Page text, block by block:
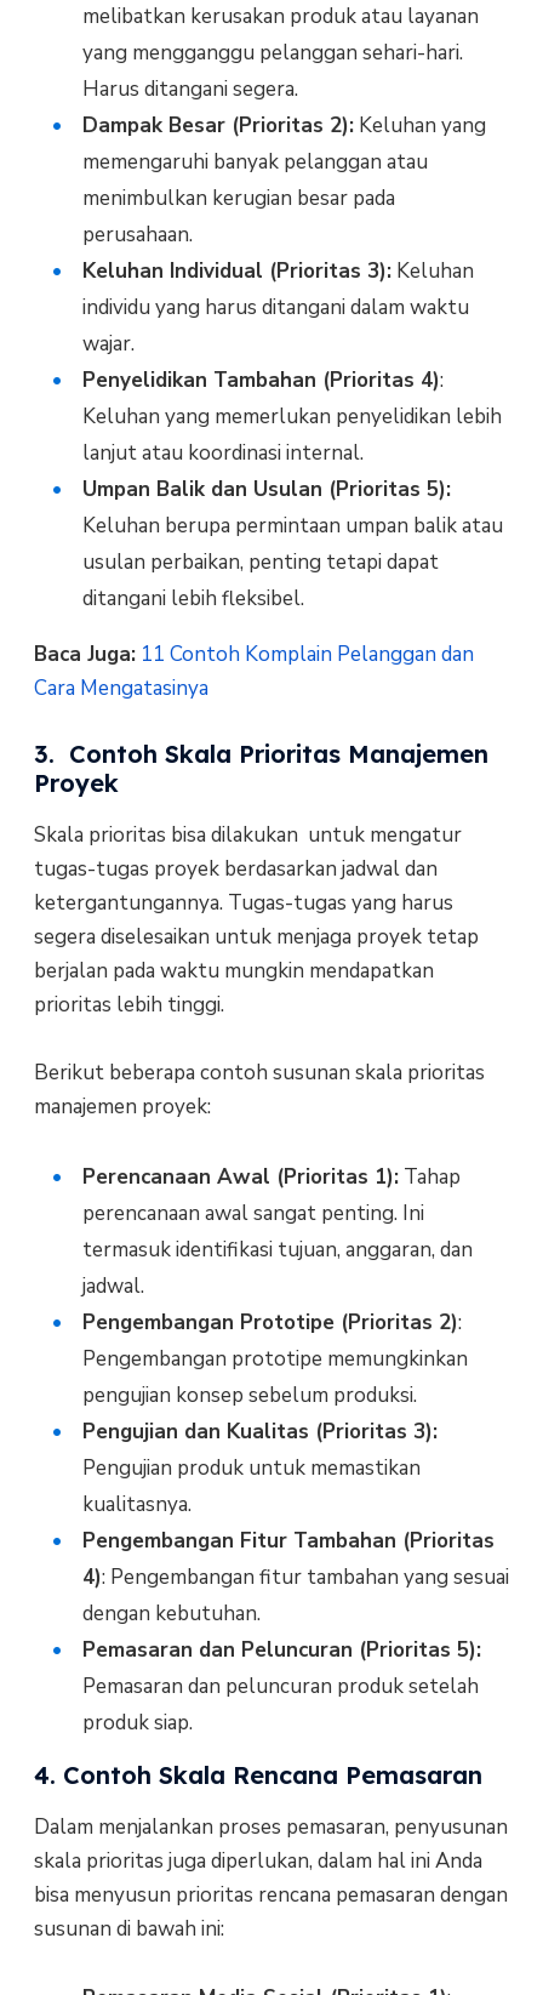
melibatkan kerusakan produk atau layanan
yang mengganggu pelanggan sehari-hari.
Harus ditangani segera.
Dampak Besar (Prioritas 2):Keluhan yang
memengaruhi banyak pelanggan atau
menimbulkan kerugian besar pada
perusahaan.
Keluhan Individual (Prioritas 3):Keluhan
individu yang harus ditangani dalam waktu
wajar.
Penyelidikan Tambahan (Prioritas 4):
Keluhan yang memerlukan penyelidikan lebih
lanjut atau koordinasi internal.
Umpan Balik dan Usulan (Prioritas 5):
Keluhan berupa permintaan umpan balik atau
usulan perbaikan, penting tetapi dapat
ditangani lebih fleksibel.
Baca Juga: 11 Contoh Komplain Pelanggan dan
Cara Mengatasinya
3. Contoh Skala Prioritas Manajemen
Proyek
Skala prioritas bisa dilakukan untuk mengatur
tugas-tugas proyek berdasarkan jadwal dan
ketergantungannya. Tugas-tugas yang harus
segera diselesaikan untuk menjaga proyek tetap
berjalan pada waktu mungkin mendapatkan
prioritas lebih tinggi.
Berikut beberapa contoh susunan skala prioritas
manajemen proyek:
Perencanaan Awal (Prioritas 1):Tahap
perencanaan awal sangat penting. Ini
termasuk identifikasi tujuan, anggaran, dan
jadwal.
Pengembangan Prototipe (Prioritas 2):
Pengembangan prototipe memungkinkan
pengujian konsep sebelum produksi.
Pengujian dan Kualitas (Prioritas 3):
Pengujian produk untuk memastikan
kualitasnya.
Pengembangan Fitur Tambahan (Prioritas
4): Pengembangan fitur tambahan yang sesuai
dengan kebutuhan.
Pemasaran dan Peluncuran (Prioritas 5):
Pemasaran dan peluncuran produk setelah
produk siap.
4. Contoh Skala Rencana Pemasaran
Dalam menjalankan proses pemasaran, penyusunan
skala prioritas juga diperlukan, dalam hal ini Anda
bisa menyusun prioritas rencana pemasaran dengan
susunan di bawah ini: